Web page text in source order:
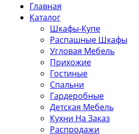
Главная
Каталог
Шкафы-Купе
Распашные Шкафы
Угловая Мебель
Прихожие
Гостиные
Спальни
Гардеробные
Детская Мебель
Кухни На Заказ
Распродажи